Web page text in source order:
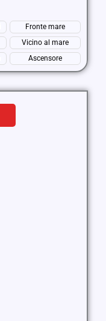
Fronte mare
Vicino al mare
Ascensore